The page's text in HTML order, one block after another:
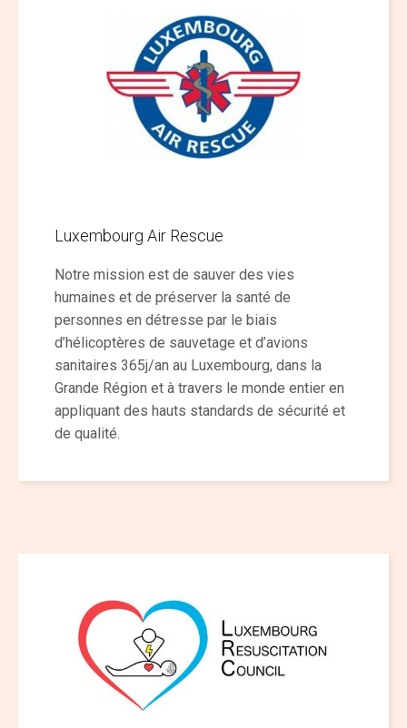
Luxembourg Air Rescue
Notre mission est de sauver des vies
humaines et de préserver la santé de
personnes en détresse par le biais
d’hélicoptères de sauvetage et d’avions
sanitaires 365j/an au Luxembourg, dans la
Grande Région et à travers le monde entier en
appliquant des hauts standards de sécurité et
de qualité.